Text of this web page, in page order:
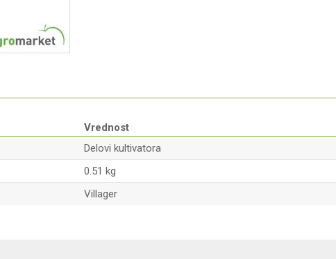
Vrednost
Delovi kultivatora
0.51 kg
Villager